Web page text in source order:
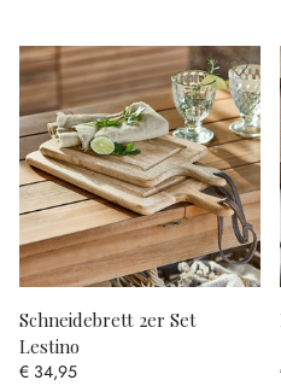
Schneidebrett 2er Set
Lestino
€ 34,95